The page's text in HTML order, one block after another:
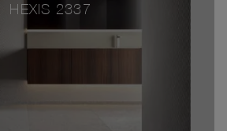
HEXIS 2337